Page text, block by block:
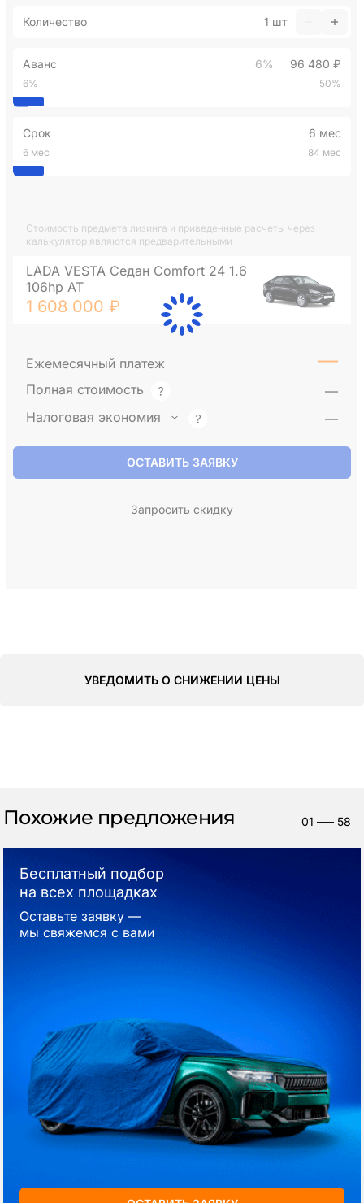
Количество 1 шт
Аванс 6% 96 480 ₽
6% 50%
Срок 6 мес
6 мес 84 мес
Стоимость предмета лизинга и приведенные расчеты через
калькулятор являются предварительными
LADA VESTA Седан Comfort 24 1.6
106hp AT
1 608 000 ₽
Ежемесячный платеж —
Полная стоимость
—
Налоговая экономия
—
ОСТАВИТЬ ЗАЯВКУ
Запросить скидку
УВЕДОМИТЬ О СНИЖЕНИИ ЦЕНЫ
Похожие предложения 01 —– 58
Бесплатный подбор
на всех площадках
Оставьте заявку —
мы свяжемся с вами